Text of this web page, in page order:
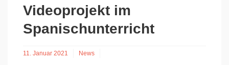
Videoprojekt im
Spanischunterricht
11. Januar 2021 News